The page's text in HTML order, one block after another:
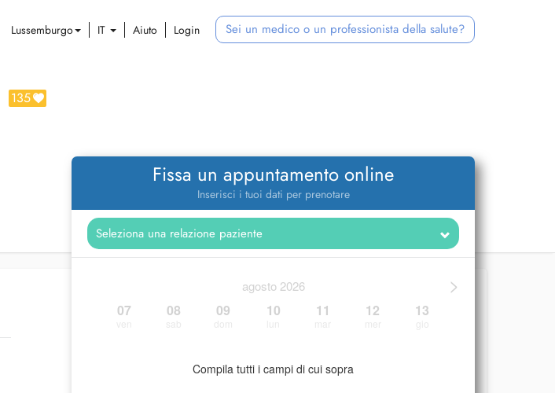
Lussemburgo IT Aiuto Login Sei un medico o un professionista della salute?
135
Fissa un appuntamento online
Inserisci i tuoi dati per prenotare
>
agosto 2026
07 08 09 10 11 12 13
Compila tutti i campi di cui sopra